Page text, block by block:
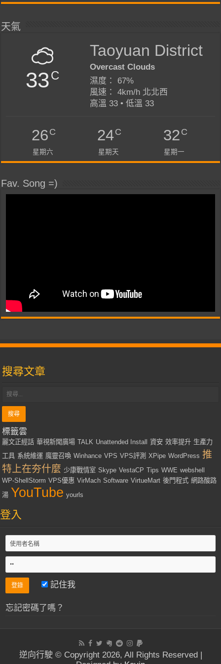
天氣
33C
Taoyuan District
Overcast Clouds
濕度： 67%
風速： 4km/h 北北西
高溫 33 • 低溫 33
26C
星期六
24C
星期天
32C
星期一
Fav. Song =)
搜尋文章
標籤雲
麗文正經話 華視新聞廣場 TALK Unattended Install 資安 效率提升 生產力
工具 系統維運 魔靈召喚 Winhance VPS VPS評測 XPipe WordPress 推
特上在夯什麼 少康戰情室 Skype VestaCP Tips WWE webshell
WP-ShellStorm VPS優惠 VirMach Software VirtueMart 後門程式 網路酸路
湯 YouTube yourls
登入
記住我
忘記密碼了嗎？
逆向行駛 © Copyright 2026, All Rights Reserved |